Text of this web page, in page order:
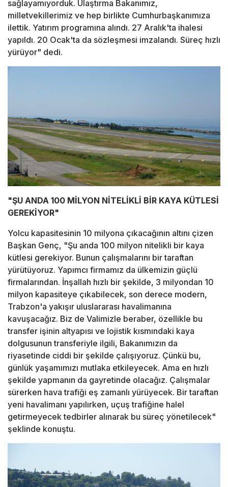
sağlayamıyorduk. Ulaştırma Bakanımız,
milletvekillerimiz ve hep birlikte Cumhurbaşkanımıza
ilettik. Yatırım programına alındı. 27 Aralık'ta ihalesi
yapıldı. 20 Ocak'ta da sözleşmesi imzalandı. Süreç hızlı
yürüyor" dedi.
"ŞU ANDA 100 MİLYON NİTELİKLİ BİR KAYA KÜTLESİ
GEREKİYOR"
Yolcu kapasitesinin 10 milyona çıkacağının altını çizen
Başkan Genç, "Şu anda 100 milyon nitelikli bir kaya
kütlesi gerekiyor. Bunun çalışmalarını bir taraftan
yürütüyoruz. Yapımcı firmamız da ülkemizin güçlü
firmalarından. İnşallah hızlı bir şekilde, 3 milyondan 10
milyon kapasiteye çıkabilecek, son derece modern,
Trabzon'a yakışır uluslararası havalimanına
kavuşacağız. Biz de Valimizle beraber, özellikle bu
transfer işinin altyapısı ve lojistik kısmındaki kaya
dolgusunun transferiyle ilgili, Bakanımızın da
riyasetinde ciddi bir şekilde çalışıyoruz. Çünkü bu,
günlük yaşamımızı mutlaka etkileyecek. Ama en hızlı
şekilde yapmanın da gayretinde olacağız. Çalışmalar
sürerken hava trafiği eş zamanlı yürüyecek. Bir taraftan
yeni havalimanı yapılırken, uçuş trafiğine halel
getirmeyecek tedbirler alınarak bu süreç yönetilecek"
şeklinde konuştu.